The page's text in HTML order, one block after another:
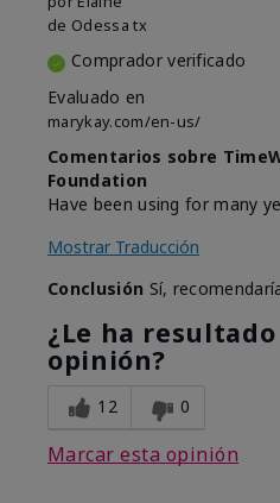
de Odessa tx
Comprador verificado
Evaluado en
marykay.com/en-us/
Comentarios sobre
Foundation
Have been using for many
Mostrar Traducción
Conclusión Sí,
¿Le ha
opinión?
12 0
Marcar esta opinión